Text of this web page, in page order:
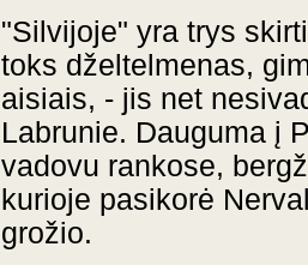
"Silvijoje" yra trys
toks dželtelmenas,
aisiais, - jis net
Labrunie. Dauguma į
vadovu rankose,
kurioje pasikorė
grožio.